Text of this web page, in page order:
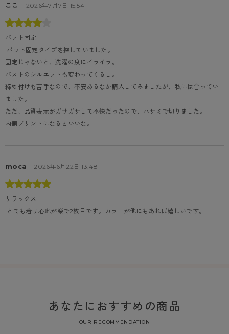
ここ 2026年7月7日 15:54
バット固定
固定じゃないと、洗濯の度にイライラ。
バストのシルエットも変わってくるし。
締め付けも苦手なので、不安あるなか購入してみましたが、私には合ってい
ました。
ただ、品質表示がガサガサして不快だったので、ハサミで切りました。
内側プリントになるといいな。
moca 2026年6月22日 13:48
リラックス
とても着け心地が楽で2枚目です。カラーが他にもあれば嬉しいです。
あなたにおすすめの商品
OUR RECOMMENDATION